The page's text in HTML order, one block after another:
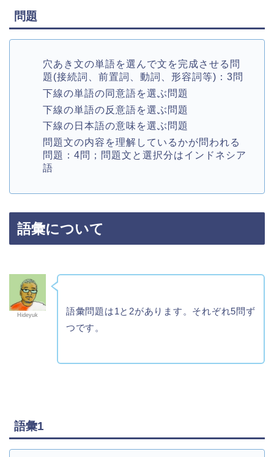
問題
穴あき文の単語を選んで文を完成させる問
題(接続詞、前置詞、動詞、形容詞等)：3問
下線の単語の同意語を選ぶ問題
下線の単語の反意語を選ぶ問題
下線の日本語の意味を選ぶ問題
問題文の内容を理解しているかが問われる
問題：4問；問題文と選択分はインドネシア
語
語彙について
Hideyuk
語彙問題は1と2があります。それぞれ5問ず
つです。
語彙1